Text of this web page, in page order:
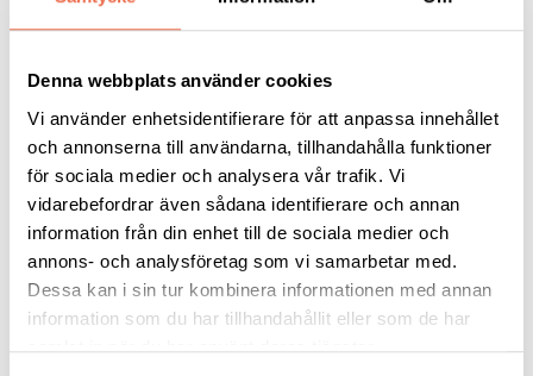
Denna webbplats använder cookies
Vi använder enhetsidentifierare för att anpassa innehållet
och annonserna till användarna, tillhandahålla funktioner
för sociala medier och analysera vår trafik. Vi
vidarebefordrar även sådana identifierare och annan
information från din enhet till de sociala medier och
annons- och analysföretag som vi samarbetar med.
Dessa kan i sin tur kombinera informationen med annan
information som du har tillhandahållit eller som de har
samlat in när du har använt deras tjänster.
En annan viktig faktor inom strokevården är att
patienten. Och det handlar om en intensiv, kontinuerlig och
långvarig rehabilitering, där ett multiprofessionellt vårdteam
omsluter varje patient. Då finns det stora möjligheter för en
person att komma tillbaka till ett funktionellt liv, även om
Hör intervjun med neurologen
Bo Norrving